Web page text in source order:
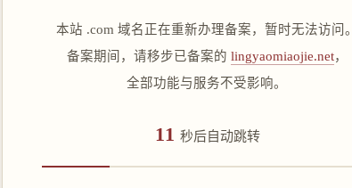
本站 .com 域名正在重新办理备案，暂时无法访问。
备案期间，请移步已备案的 lingyaomiaojie.net，
全部功能与服务不受影响。
11 秒后自动跳转